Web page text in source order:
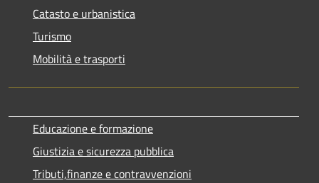
Catasto e urbanistica
Turismo
Mobilità e trasporti
Educazione e formazione
Giustizia e sicurezza pubblica
Tributi,finanze e contravvenzioni